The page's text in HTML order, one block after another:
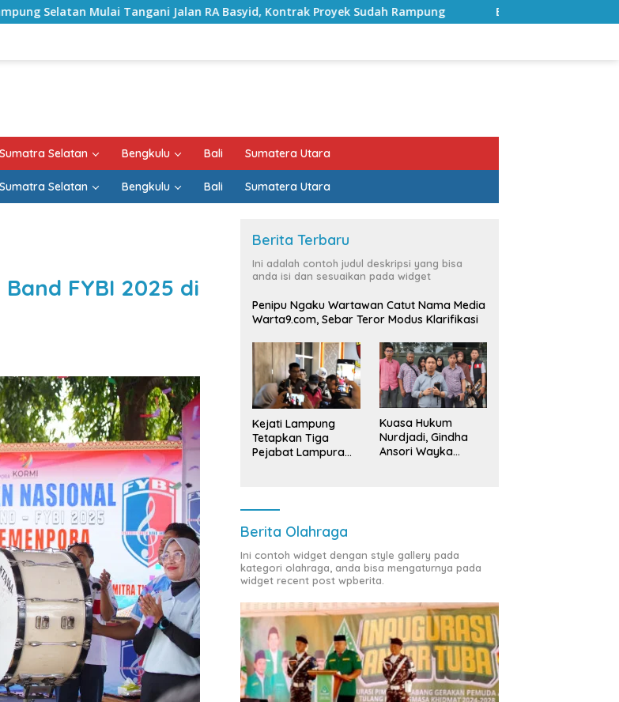
Jalan RA Basyid, Kontrak Proyek Sudah Rampung Bulan Kemerdekaan, Bupati Lampung
Sumatra Selatan Bengkulu Bali Sumatera Utara
Sumatra Selatan Bengkulu Bali Sumatera Utara
FYBI 2025 di
Berita Terbaru
Ini adalah contoh judul deskripsi yang bisa
anda isi dan sesuaikan pada widget
Penipu Ngaku Wartawan Catut Nama Media
Warta9.com, Sebar Teror Modus Klarifikasi
Kejati Lampung
Tetapkan Tiga
Pejabat Lampura
Kuasa Hukum
Nurdjadi, Gindha
Ansori Wayka
Berita Olahraga
Ini contoh widget dengan style gallery pada
kategori olahraga, anda bisa mengaturnya pada
widget recent post wpberita.